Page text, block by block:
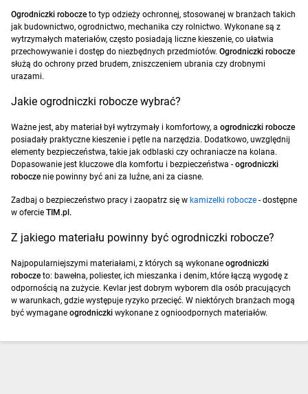
Ogrodniczki robocze to typ odzieży ochronnej, stosowanej w branżach takich
jak budownictwo, ogrodnictwo, mechanika czy rolnictwo. Wykonane są z
wytrzymałych materiałów, często posiadają liczne kieszenie, co ułatwia
przechowywanie i dostęp do niezbędnych przedmiotów. Ogrodniczki robocze
służą do ochrony przed brudem, zniszczeniem ubrania czy drobnymi
urazami.
Jakie ogrodniczki robocze wybrać?
Ważne jest, aby materiał był wytrzymały i komfortowy, a ogrodniczki robocze
posiadały praktyczne kieszenie i pętle na narzędzia. Dodatkowo, uwzględnij
elementy bezpieczeństwa, takie jak odblaski czy ochraniacze na kolana.
Dopasowanie jest kluczowe dla komfortu i bezpieczeństwa - ogrodniczki
robocze nie powinny być ani za luźne, ani za ciasne.
Zadbaj o bezpieczeństwo pracy i zaopatrz się w kamizelki robocze - dostępne
w ofercie TIM.pl.
Z jakiego materiału powinny być ogrodniczki robocze?
Najpopularniejszymi materiałami, z których są wykonane ogrodniczki
robocze to: bawełna, poliester, ich mieszanka i denim, które łączą wygodę z
odpornością na zużycie. Kevlar jest dobrym wyborem dla osób pracujących
w warunkach, gdzie występuje ryzyko przecięć. W niektórych branżach mogą
być wymagane ogrodniczki wykonane z ognioodpornych materiałów.